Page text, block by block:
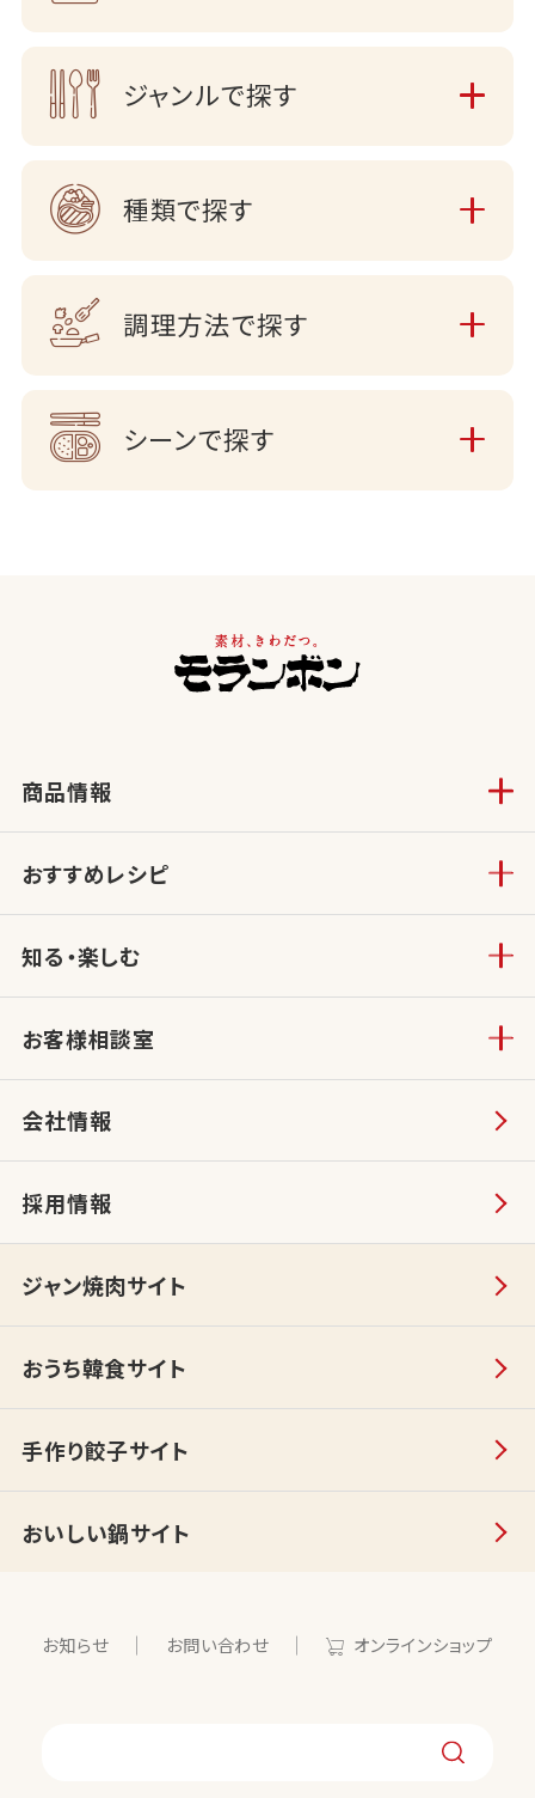
ジャンルで探す
種類で探す
調理方法で探す
シーンで探す
商品情報
おすすめレシピ
知る・楽しむ
お客様相談室
会社情報
採用情報
ジャン焼肉サイト
おうち韓食サイト
手作り餃子サイト
おいしい鍋サイト
お知らせ お問い合わせ オンラインショップ